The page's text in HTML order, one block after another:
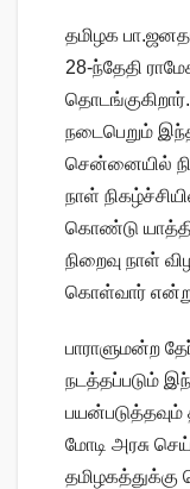
தமிழக
28-ந்தேதி
நடைபெறும்
சென்னையில்
நாள்
கொண்டு
நிறைவு நாள்
கொள்வார் என்று
பாராளுமன்ற
நடத்தப்படும்
மோடி அரசு